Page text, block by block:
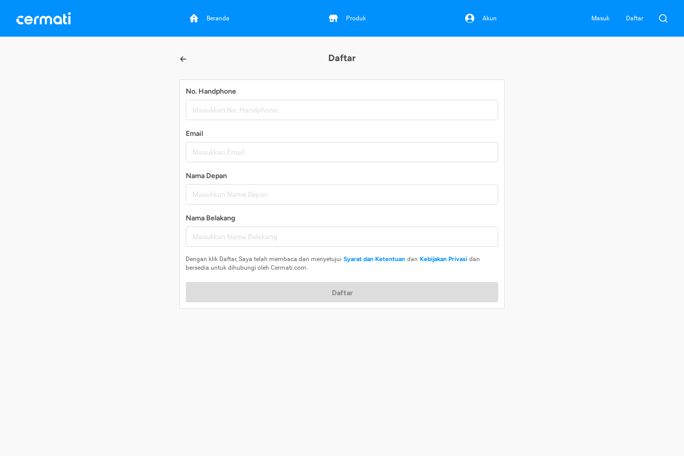
Beranda Produk Akun Masuk Daftar
Daftar
No. Handphone
Email
Nama Depan
Nama Belakang
Dengan klik Daftar, Saya telah membaca dan menyetujui Syarat dan Ketentuan dan Kebijakan Privasi dan
bersedia untuk dihubungi oleh Cermati.com.
Daftar